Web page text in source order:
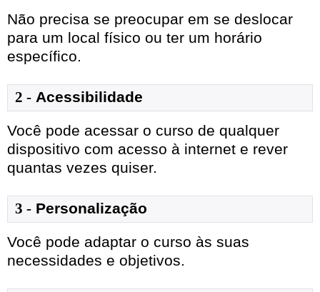
Não precisa se preocupar em se deslocar
para um local físico ou ter um horário
específico.
2 - Acessibilidade
Você pode acessar o curso de qualquer
dispositivo com acesso à internet e rever
quantas vezes quiser.
3 - Personalização
Você pode adaptar o curso às suas
necessidades e objetivos.